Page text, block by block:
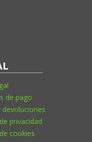
de pago
devoluciones
privacidad
cookies